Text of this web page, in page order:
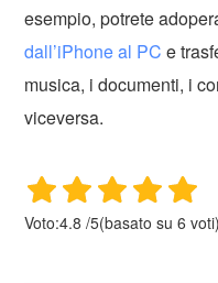
esempio, potrete
dall’iPhone al PCe
musica, i documenti, i
viceversa.
Voto:4.8 /5(basato su6 voti)